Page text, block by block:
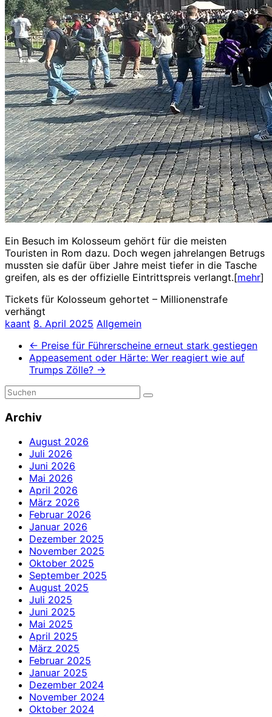
Ein Besuch im Kolosseum gehört für die meisten
Touristen in Rom dazu. Doch wegen jahrelangen Betrugs
mussten sie dafür über Jahre meist tiefer in die Tasche
greifen, als es der offizielle Eintrittspreis verlangt.[mehr]
Tickets für Kolosseum gehortet – Millionenstrafe
verhängt
kaant 8. April 2025 Allgemein
← Preise für Führerscheine erneut stark gestiegen
Appeasement oder Härte: Wer reagiert wie auf
Trumps Zölle? →
Archiv
August 2026
Juli 2026
Juni 2026
Mai 2026
April 2026
März 2026
Februar 2026
Januar 2026
Dezember 2025
November 2025
Oktober 2025
September 2025
August 2025
Juli 2025
Juni 2025
Mai 2025
April 2025
März 2025
Februar 2025
Januar 2025
Dezember 2024
November 2024
Oktober 2024